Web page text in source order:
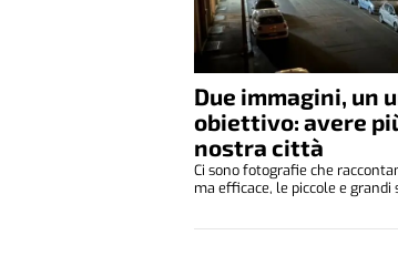
Due immagini, un
obiettivo: avere
nostra città
Ci sono fotografie che
ma efficace, le piccole e grandi